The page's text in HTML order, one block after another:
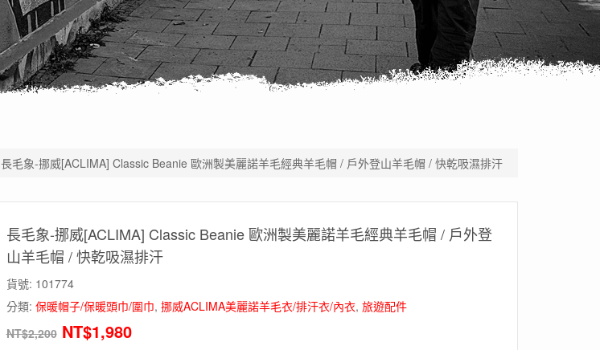
長毛象-挪威[ACLIMA] Classic Beanie 歐洲製美麗諾羊毛經典羊毛帽 / 戶外登山羊毛帽 / 快乾吸濕排汗
長毛象-挪威[ACLIMA] Classic Beanie 歐洲製美麗諾羊毛經典羊毛帽 / 戶外登
山羊毛帽 / 快乾吸濕排汗
貨號: 101774
分類: 保暖帽子/保暖頭巾/圍巾, 挪威ACLIMA美麗諾羊毛衣/排汗衣/內衣, 旅遊配件
NT$2,200 NT$1,980